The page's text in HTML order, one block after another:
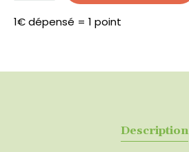
Eau
parfum
30
1€ dépensé = 1 point
Description